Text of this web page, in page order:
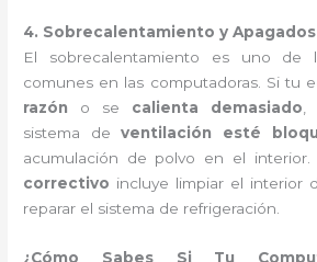
4. Sobrecalentamiento y
El sobrecalentamiento es uno de
comunes en las computadoras. Si tu
razón o se calienta demasiado
sistema deventilación esté
acumulación de polvo en el interior.
correctivo incluye limpiar el interior
reparar el sistema de refrigeración.
¿Cómo Sabes Si Tu